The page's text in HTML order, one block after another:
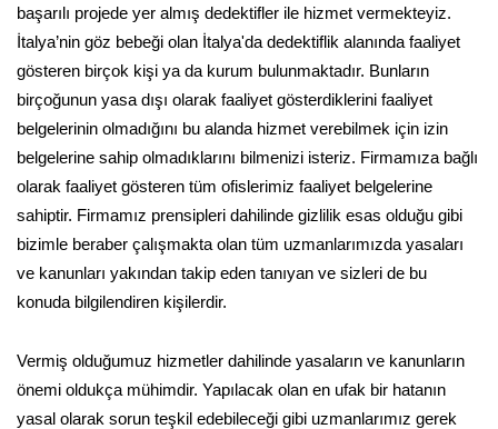
başarılı projede yer almış dedektifler ile hizmet vermekteyiz.
İtalya’nin göz bebeği olan İtalya'da dedektiflik alanında faaliyet
gösteren birçok kişi ya da kurum bulunmaktadır. Bunların
birçoğunun yasa dışı olarak faaliyet gösterdiklerini faaliyet
belgelerinin olmadığını bu alanda hizmet verebilmek için izin
belgelerine sahip olmadıklarını bilmenizi isteriz. Firmamıza bağlı
olarak faaliyet gösteren tüm ofislerimiz faaliyet belgelerine
sahiptir. Firmamız prensipleri dahilinde gizlilik esas olduğu gibi
bizimle beraber çalışmakta olan tüm uzmanlarımızda yasaları
ve kanunları yakından takip eden tanıyan ve sizleri de bu
konuda bilgilendiren kişilerdir.
Vermiş olduğumuz hizmetler dahilinde yasaların ve kanunların
önemi oldukça mühimdir. Yapılacak olan en ufak bir hatanın
yasal olarak sorun teşkil edebileceği gibi uzmanlarımız gerek